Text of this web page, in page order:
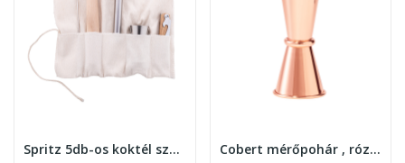
Spritz 5db-os koktél szett , natúr
Cobert mérőpohár , rózsaszín